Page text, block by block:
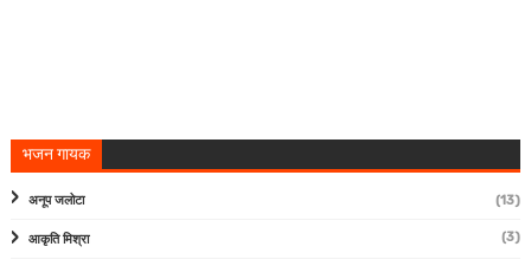
भजन गायक
अनूप जलोटा (13)
आकृति मिश्रा (3)